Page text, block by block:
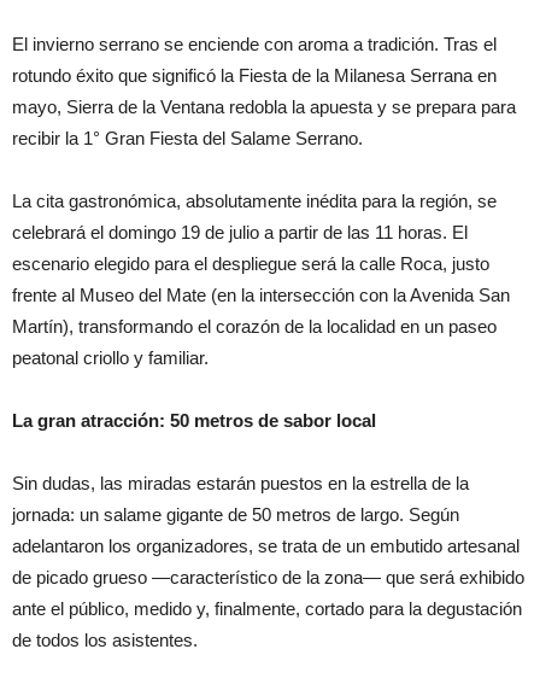
El invierno serrano se enciende con aroma a tradición. Tras el
rotundo éxito que significó la Fiesta de la Milanesa Serrana en
mayo, Sierra de la Ventana redobla la apuesta y se prepara para
recibir la 1° Gran Fiesta del Salame Serrano.
La cita gastronómica, absolutamente inédita para la región, se
celebrará el domingo 19 de julio a partir de las 11 horas. El
escenario elegido para el despliegue será la calle Roca, justo
frente al Museo del Mate (en la intersección con la Avenida San
Martín), transformando el corazón de la localidad en un paseo
peatonal criollo y familiar.
La gran atracción: 50 metros de sabor local
Sin dudas, las miradas estarán puestos en la estrella de la
jornada: un salame gigante de 50 metros de largo. Según
adelantaron los organizadores, se trata de un embutido artesanal
de picado grueso —característico de la zona— que será exhibido
ante el público, medido y, finalmente, cortado para la degustación
de todos los asistentes.